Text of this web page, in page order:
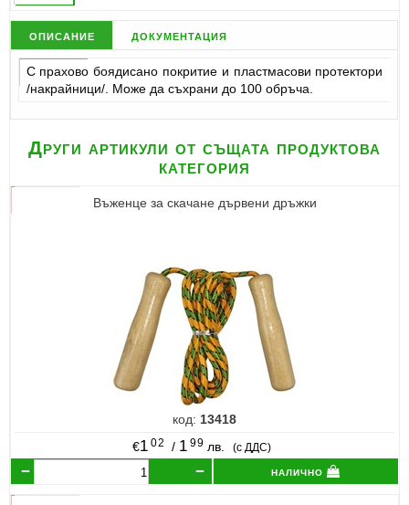
описание документация
С прахово боядисано покритие и пластмасови протектори
/накрайници/. Може да съхрани до 100 обръча.
Други артикули от същата продуктова
категория
Въженце за скачане дървени дръжки
код: 13418
€1 02 / 1 99 лв. (с ДДС)
налично